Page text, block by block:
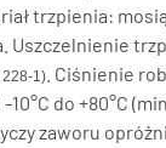
trzpienia:
Uszczelnienie
228-1) . Ciśnienie
do +80°C
zaworu